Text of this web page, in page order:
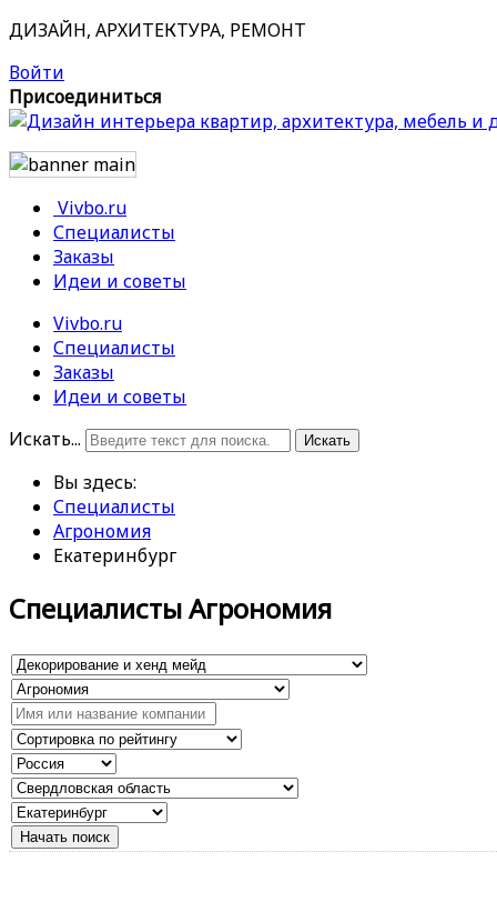
ДИЗАЙН, АРХИТЕКТУРА, РЕМОНТ
Войти
Присоединиться
Vivbo.ru
Специалисты
Заказы
Идеи и советы
Vivbo.ru
Специалисты
Заказы
Идеи и советы
Искать...
Искать
Вы здесь:
Специалисты
Агрономия
Екатеринбург
Специалисты Агрономия